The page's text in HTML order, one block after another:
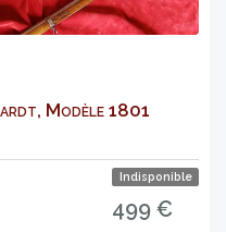
Modèle 1801
Indisponible
499 €